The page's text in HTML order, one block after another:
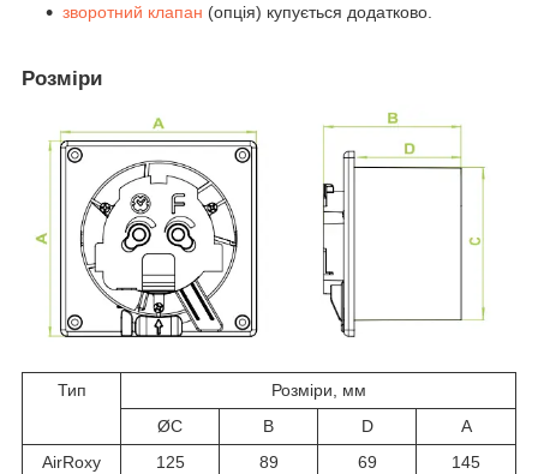
зворотний клапан (опція) купується додатково.
Розміри
Тип
Розміри, мм
ØC
B D
A
AirRoxy
125 89 69 145